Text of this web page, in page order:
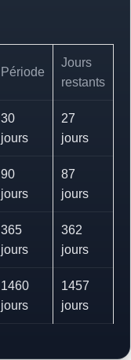
Période
Jours
restants
30
jours
27
jours
90
jours
87
jours
365
jours
362
jours
1460
jours
1457
jours